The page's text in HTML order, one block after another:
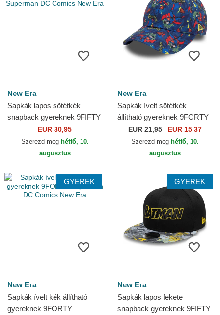
New Era
Sapkák lapos sötétkék
snapback gyereknek 9FIFTY
Superman DC Comics New
EUR 30,95
Szerezd meg hétfő, 10.
augusztus
New Era
Sapkák ívelt sötétkék
állítható gyereknek 9FORTY
All Over Print Superman DC
Comics New Era
EUR 21,95 EUR 15,37
Szerezd meg hétfő, 10.
augusztus
GYEREK
New Era
Sapkák ívelt kék állítható
gyereknek 9FORTY
GYEREK
New Era
Sapkák lapos fekete
snapback gyereknek 9FIFTY